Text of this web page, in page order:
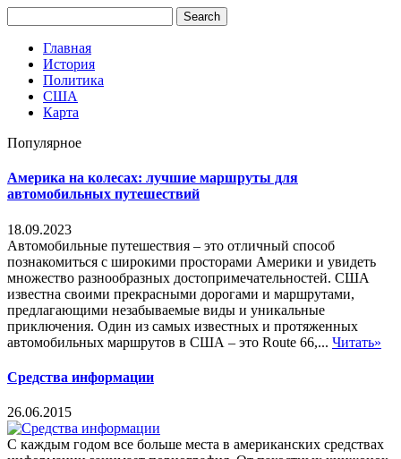
Главная
История
Политика
США
Карта
Популярное
Америка на колесах: лучшие маршруты для
автомобильных путешествий
18.09.2023
Автомобильные путешествия – это отличный способ
познакомиться с широкими просторами Америки и увидеть
множество разнообразных достопримечательностей. США
известна своими прекрасными дорогами и маршрутами,
предлагающими незабываемые виды и уникальные
приключения. Один из самых известных и протяженных
автомобильных маршрутов в США – это Route 66,... Читать»
Средства информации
26.06.2015
С каждым годом все больше места в американских средствах